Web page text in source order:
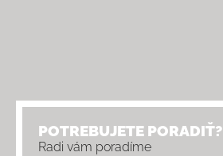
POTREBUJETE PORADIŤ?
Radi vám poradíme